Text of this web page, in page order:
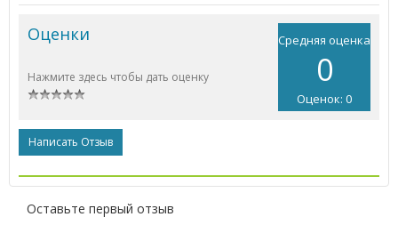
Средняя оценка
0
Оценок: 0
Оценки
Нажмите здесь чтобы дать оценку
Написать Отзыв
Оставьте первый отзыв